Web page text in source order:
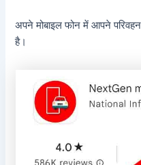
अपने मोबाइल फोन में आपने
है।